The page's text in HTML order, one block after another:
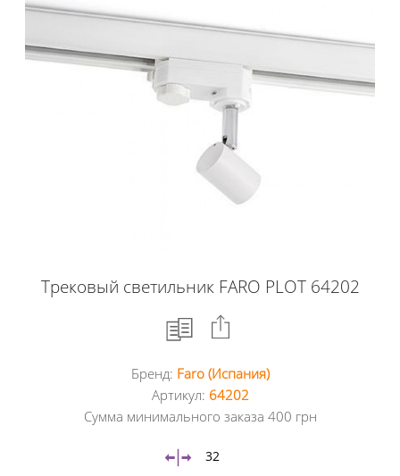
Трековый светильник FARO PLOT 64202
Facebook
Бренд: Faro (Испания)
Артикул: 64202
Сумма минимального заказа 400 грн
32